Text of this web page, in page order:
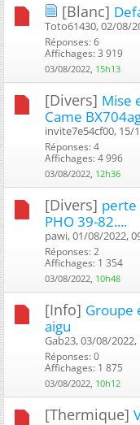
[Blanc]
Toto61430, 02/08/
Réponses: 6
Affichages: 3 919
03/08/2022, 15h13
[Divers] Mise
Came
invite7e54cf00, 15/
Réponses: 4
Affichages: 4 996
03/08/2022, 12h36
[Divers] perte
PHO 39-82....
pawi, 01/08/2022,
Réponses: 2
Affichages: 1 354
03/08/2022, 10h48
[Info] Groupe
aigu
Gab23, 03/08/2022,
Réponses: 0
Affichages: 1 875
03/08/2022, 10h12
[Thermique]